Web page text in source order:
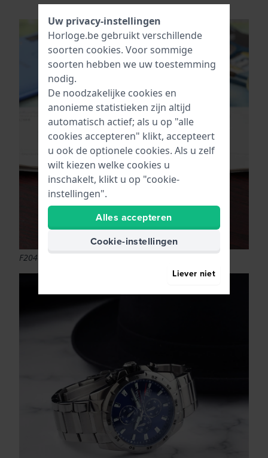
F20463/2
Uw privacy-instellingen
Horloge.be gebruikt verschillende
soorten cookies. Voor sommige
soorten hebben we uw toestemming
nodig.
De noodzakelijke cookies en
anonieme statistieken zijn altijd
automatisch actief; als u op "alle
cookies accepteren" klikt, accepteert
u ook de optionele cookies. Als u zelf
wilt kiezen welke cookies u
inschakelt, klikt u op "cookie-
instellingen".
Alles accepteren
Cookie-instellingen
Liever niet